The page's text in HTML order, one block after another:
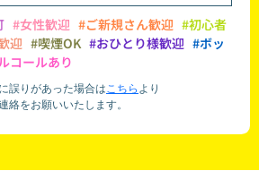
#女性歓迎 #ご新規さん歓迎 #初心者
迎 #喫煙OK #おひとり様歓迎 #ボッ
コールあり
誤りがあった場合はこちら より
絡をお願いいたします。